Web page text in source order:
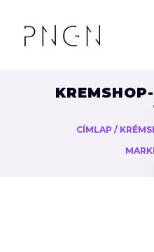
CÍMLAP /